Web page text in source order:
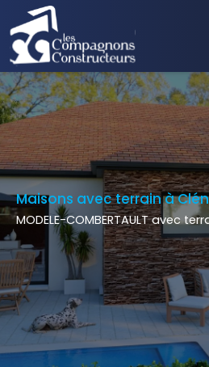
Maisons avec terrain à
MODELE-COMBERTAULT avec